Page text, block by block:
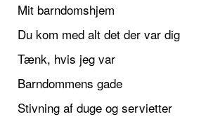
Mit barndomshjem
Du kom med alt det der var dig
Tænk, hvis jeg var
Barndommens gade
Stivning af duge og servietter